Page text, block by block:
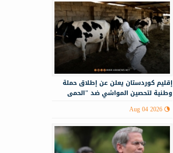
إقليم كوردستان يعلن عن إطلاق حملة
وطنية لتحصين المواشي ضد "الحمى
Aug 04 2026